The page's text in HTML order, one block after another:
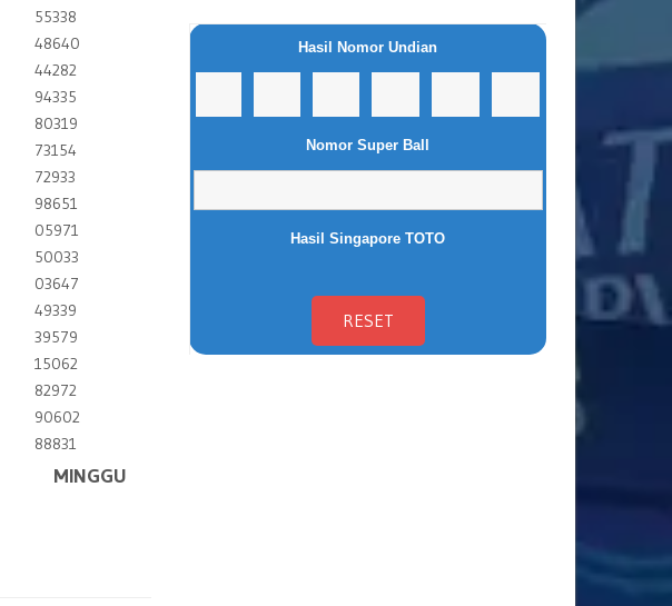
55338
48640
44282
94335
80319
73154
72933
98651
05971
50033
03647
49339
39579
15062
82972
90602
88831
MINGGU
Hasil Nomor Undian
Nomor Super Ball
Hasil Singapore TOTO